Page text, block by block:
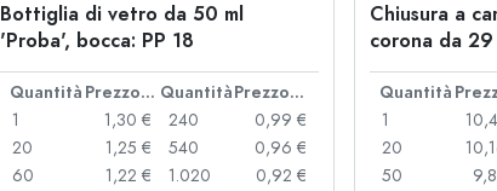
Bottiglia di vetro da 50 ml
'Proba', bocca: PP 18
Quantità Prezzo cad. Quantità
Prezzo cad.
1
1,30 €
20
1,25 €
60
1,22 €
240
0,99 €
540
0,96 €
1.020
0,92 €
Chiusura a
corona da 29
Quantità
1
20
50